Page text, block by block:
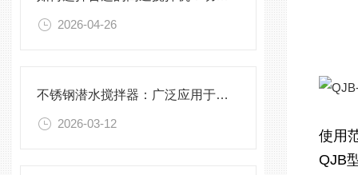
2026-04-26
不锈钢潜水搅拌器：广泛应用于污水处理与化学工程
2026-03-12
使用
QJB